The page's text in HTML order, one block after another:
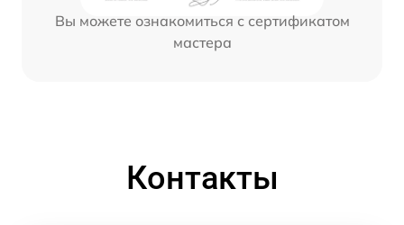
Вы можете ознакомиться с сертификатом
мастера
Контакты